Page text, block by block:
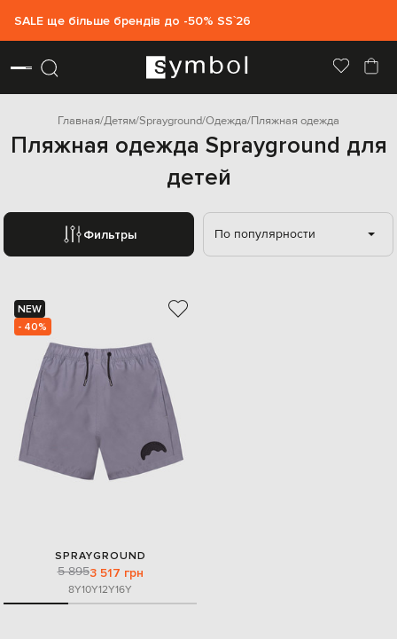
SALE ще більше брендів до -50% SS`26
Главная Детям Sprayground Одежда Пляжная одежда
Пляжная одежда Sprayground для
детей
Фильтры По популярности
NEW
- 40%
SPRAYGROUND
5 8953 517 грн
8Y10Y12Y16Y